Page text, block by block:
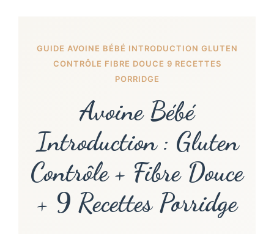
GUIDE AVOINE BÉBÉ INTRODUCTION GLUTEN
CONTRÔLE FIBRE DOUCE 9 RECETTES
PORRIDGE
Avoine Bébé
Introduction : Gluten
Contrôle + Fibre Douce
+ 9 Recettes Porridge